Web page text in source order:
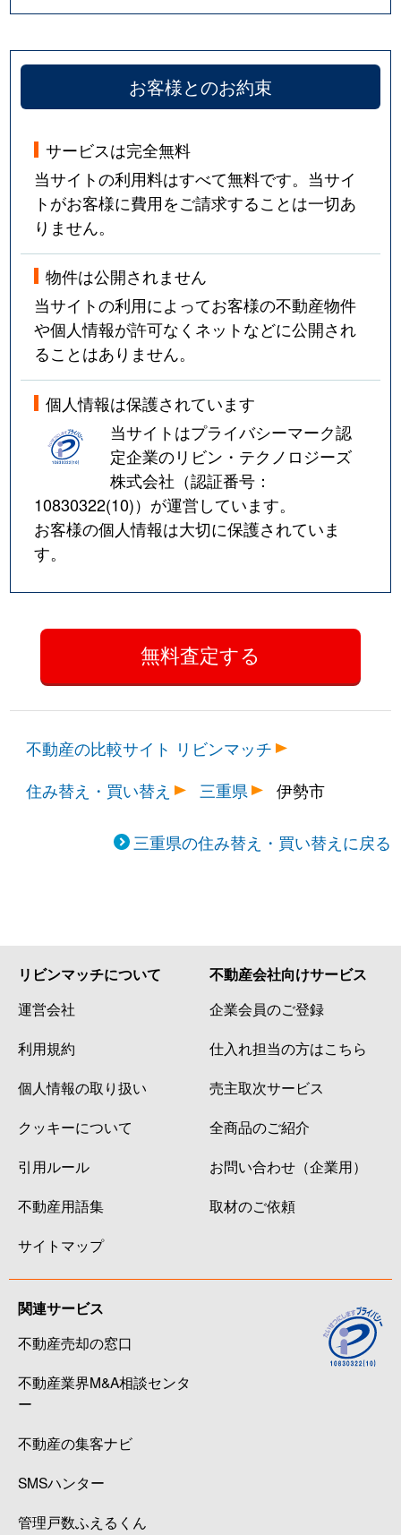
お客様とのお約束
サービスは完全無料
当サイトの利用料はすべて無料です。当サイ
トがお客様に費用をご請求することは一切あ
りません。
物件は公開されません
当サイトの利用によってお客様の不動産物件
や個人情報が許可なくネットなどに公開され
ることはありません。
個人情報は保護されています
当サイトはプライバシーマーク認
定企業のリビン・テクノロジーズ
株式会社（認証番号：
10830322(10)）が運営しています。
お客様の個人情報は大切に保護されていま
す。
不動産の比較サイト リビンマッチ
住み替え・買い替え
三重県 伊勢市
三重県の住み替え・買い替えに戻る
リビンマッチについて
運営会社
利用規約
個人情報の取り扱い
クッキーについて
引用ルール
不動産用語集
サイトマップ
不動産会社向けサービス
企業会員のご登録
仕入れ担当の方はこちら
売主取次サービス
全商品のご紹介
お問い合わせ（企業用）
取材のご依頼
関連サービス
不動産売却の窓口
不動産業界M&A相談センタ
ー
不動産の集客ナビ
SMSハンター
管理戸数ふえるくん